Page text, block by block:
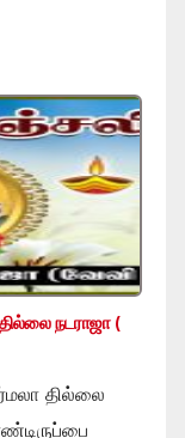
நடராஜா (
தில்லை